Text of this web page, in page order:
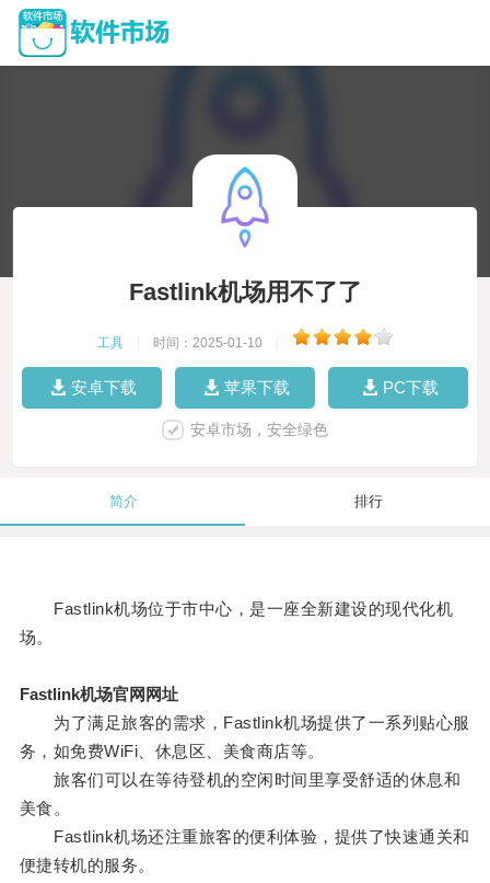
Fastlink机场用不了了
工具 时间：2025-01-10
安卓下载 苹果下载 PC下载
安卓市场，安全绿色
简介 排行
Fastlink机场位于市中心，是一座全新建设的现代化机
场。
Fastlink机场官网网址
为了满足旅客的需求，Fastlink机场提供了一系列贴心服
务，如免费WiFi、休息区、美食商店等。
旅客们可以在等待登机的空闲时间里享受舒适的休息和
美食。
Fastlink机场还注重旅客的便利体验，提供了快速通关和
便捷转机的服务。